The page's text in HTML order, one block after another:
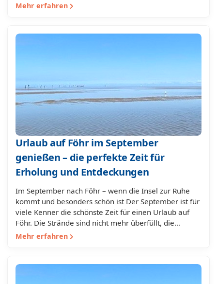
Mehr erfahren
Urlaub auf Föhr im September
genießen – die perfekte Zeit für
Erholung und Entdeckungen
Im September nach Föhr – wenn die Insel zur Ruhe
kommt und besonders schön ist Der September ist für
viele Kenner die schönste Zeit für einen Urlaub auf
Föhr. Die Strände sind nicht mehr überfüllt, die…
Mehr erfahren